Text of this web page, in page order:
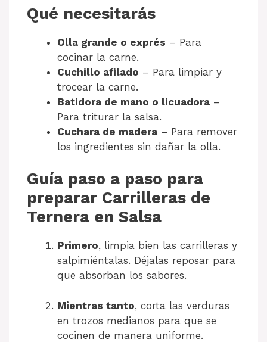
Qué necesitarás
Olla grande o exprés – Para
cocinar la carne.
Cuchillo afilado – Para limpiar y
trocear la carne.
Batidora de mano o licuadora –
Para triturar la salsa.
Cuchara de madera – Para remover
los ingredientes sin dañar la olla.
Guía paso a paso para
preparar Carrilleras de
Ternera en Salsa
Primero, limpia bien las carrilleras y
salpimiéntalas. Déjalas reposar para
que absorban los sabores.
Mientras tanto, corta las verduras
en trozos medianos para que se
cocinen de manera uniforme.